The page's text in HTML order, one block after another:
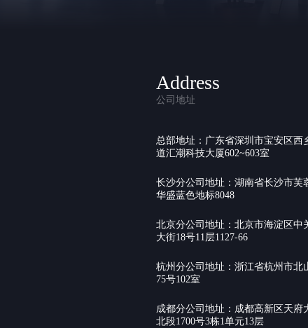
Address
公司地址
总部地址：广东省深圳市宝安区西
道汇潮科技大厦602~603室
长沙分公司地址：湖南省长沙市芙
华盛蓝色地标8048
北京分公司地址：北京市海淀区中
大街18号11层1127-66
杭州分公司地址：浙江省杭州市北
75号102室
成都分公司地址：成都高新区天府
北段1700号3栋1单元13层